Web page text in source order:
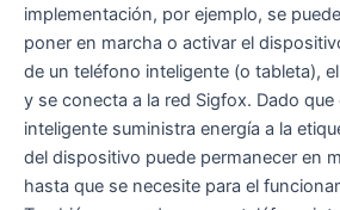
implementación, por ejemplo, se
poner en marcha o activar el
de un teléfono inteligente (o tableta),
y se conecta a la red Sigfox. Dado que
inteligente suministra energía a la
del dispositivo puede permanecer en
hasta que se necesite para el